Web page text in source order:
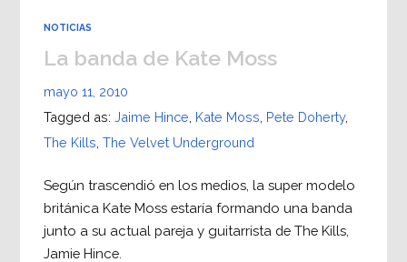
NOTICIAS
La banda de Kate Moss
mayo 11, 2010
Tagged as: Jaime Hince Kate Moss Pete Doherty,
The Kills The Velvet Underground
Según trascendió en los medios, la super modelo
británica Kate Moss estaría formando una banda
junto a su actual pareja y guitarrista de The Kills,
Jamie Hince.